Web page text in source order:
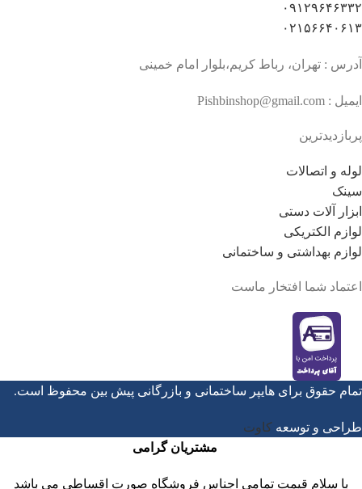
۰۹۱۲۹۶۴۶۳۳۲
۰۲۱۵۶۶۴۰۶۱۳
آدرس : تهران، رباط کریم،بلوار امام خمینی
ایمیل : Pishbinshop@gmail.com
پربازدیدترین
لوله و اتصالات
سینک
ابزار آلات دستی
لوازم الکتریکی
لوازم بهداشتی و ساختمانی
اعتماد شما افتخار ماست
تمام حقوق برای هایپر ساختمانی و بازرگانی پیش بین محفوظ است.
طراحی و توسعه کاوت
مشتریان گرامی
با سلام قیمت تمامی اجناس فروشگاه صورت اقساطی می باشد